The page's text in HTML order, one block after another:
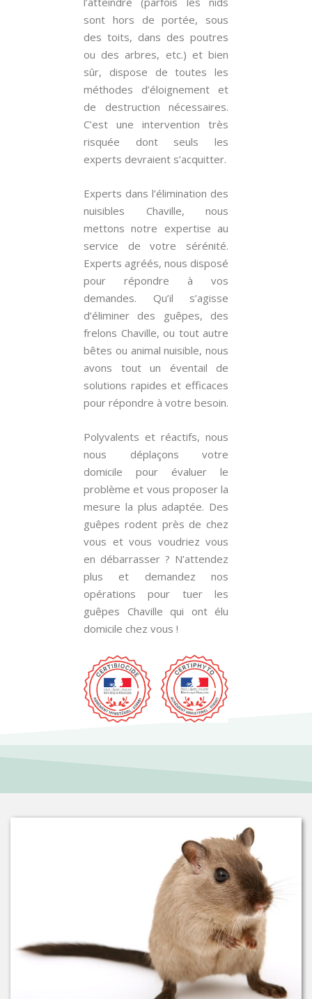
sont hors de portée, sous
des toits, dans des poutres
ou des arbres, etc.) et bien
sûr, dispose de toutes les
méthodes d’éloignement et
de destruction nécessaires.
C’est une intervention très
risquée dont seuls les
experts devraient s’acquitter.
Experts dans l’élimination des
nuisibles Chaville, nous
mettons notre expertise au
service de votre sérénité.
Experts agréés, nous disposé
pour répondre à vos
demandes. Qu’il s’agisse
d’éliminer des guêpes, des
frelons Chaville, ou tout autre
bêtes ou animal nuisible, nous
avons tout un éventail de
solutions rapides et efficaces
pour répondre à votre besoin.
Polyvalents et réactifs, nous
nous déplaçons votre
domicile pour évaluer le
problème et vous proposer la
mesure la plus adaptée. Des
guêpes rodent près de chez
vous et vous voudriez vous
en débarrasser ? N’attendez
plus et demandez nos
opérations pour tuer les
guêpes Chaville qui ont élu
domicile chez vous !